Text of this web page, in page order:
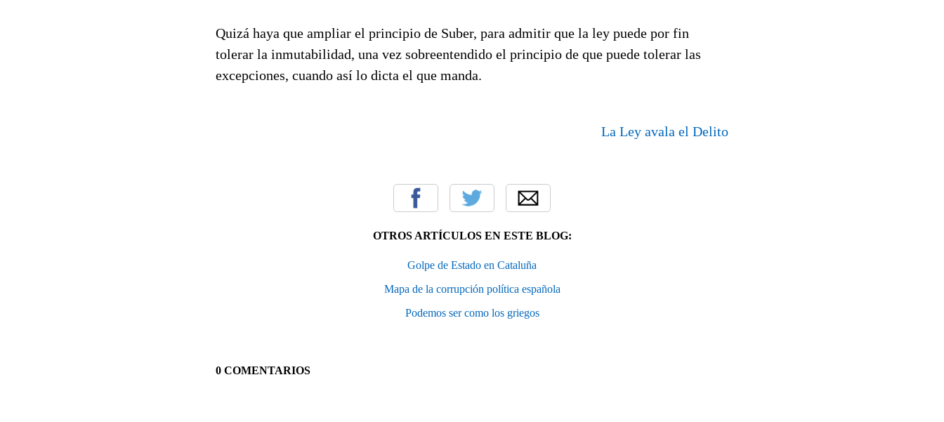
Quizá haya que ampliar el principio de Suber, para admitir que la ley puede por fin
tolerar la inmutabilidad, una vez sobreentendido el principio de que puede tolerar las
excepciones, cuando así lo dicta el que manda.
La Ley avala el Delito
OTROS ARTÍCULOS EN ESTE BLOG:
Golpe de Estado en Cataluña
Mapa de la corrupción política española
Podemos ser como los griegos
0 COMENTARIOS